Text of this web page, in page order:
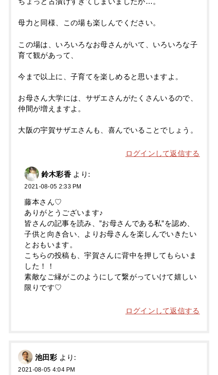
母力と同様、この場も楽しんでください。
この場は、いろいろなお母さんがいて、いろいろな子
育て観があって、
今まで以上に、子育てを楽しめると思いますよ。
お母さん大学には、サザエさんがたくさんいるので、
仲間が増えますよ。
大阪の宇賀サザエさんも、喜んでいることでしょう。
ログインして返信する
鈴木彩香 より:
2021-08-05 2:33 PM
藤本さん♡
ありがとうございます♪
皆さんの記事を読み、”お母さんである私”を認め、
子供と向き合い、よりお母さんを楽しんでいきたい
とおもいます。
こちらの投稿も、宇賀さんに背中を押してもらいま
した！！
素敵なご縁がこのようにして繋がっていけて嬉しい
限りです♡
ログインして返信する
池田彩 より:
2021-08-05 4:04 PM